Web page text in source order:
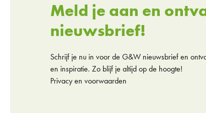
Meld je aan en
nieuwsbrief!
Schrijf je nu in voor de G&W nieuwsbrief en
en inspiratie. Zo blijf je altijd op de hoogte!
Privacy en voorwaarden